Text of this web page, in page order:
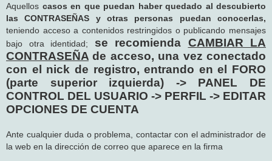
Aquellos casos en que puedan haber quedado al descubierto
las CONTRASEÑAS y otras personas puedan conocerlas,
teniendo acceso a contenidos restringidos o publicando mensajes
bajo otra identidad; se recomienda CAMBIAR LA
CONTRASEÑA de acceso, una vez conectado
con el nick de registro, entrando en el FORO
(parte superior izquierda) -> PANEL DE
CONTROL DEL USUARIO -> PERFIL -> EDITAR
OPCIONES DE CUENTA
Ante cualquier duda o problema, contactar con el administrador de
la web en la dirección de correo que aparece en la firma